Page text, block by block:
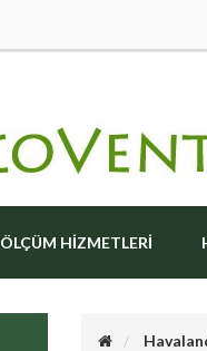
ÖLÇÜM HIZMETLERI